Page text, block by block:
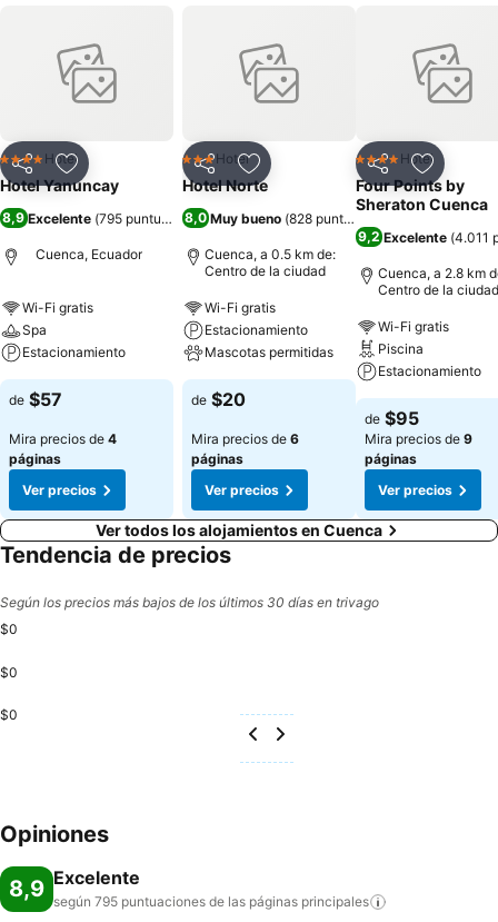
CompartirAgregar a favoritos
4 EstrellasHotel
Hotel Yanuncay
8,9 Excelente (795 puntuaciones)
Cuenca, Ecuador
Wi-Fi gratis
Spa
Estacionamiento
de $57
Mira precios de 4
páginas
Ver precios
CompartirAgregar a favoritos
3 Estrellas
Hotel
Hotel Norte
8,0 Muy bueno (828 puntuaciones
Cuenca, a 0.5 km de:
Centro de la ciudad
Wi-Fi gratis
Estacionamiento
Mascotas permitidas
de $20
Mira precios de 6
páginas
Ver precios
CompartirAgregar
4 EstrellasHotel
Four Points by
Sheraton Cuenca
9,2 Excelente (4.011
Cuenca, a 2.8 km
Centro de la ciudad
Wi-Fi gratis
Piscina
Estacionamiento
de $95
Mira precios de 9
páginas
Ver precios
Ver todos los alojamientos en Cuenca
Tendencia de precios
Según los precios más bajos de los últimos 30 días en trivago
$0
$0
$0
Opiniones
8,9 Excelente
según 795 puntuaciones de las páginas principales